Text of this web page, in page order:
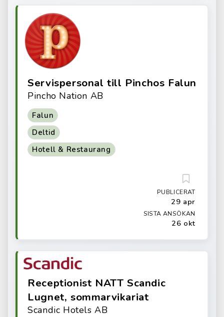
Servispersonal till Pinchos Falun
Pincho Nation AB
Falun
Deltid
Hotell & Restaurang
PUBLICERAT
29 apr
SISTA ANSÖKAN
26 okt
Receptionist NATT Scandic
Lugnet, sommarvikariat
Scandic Hotels AB